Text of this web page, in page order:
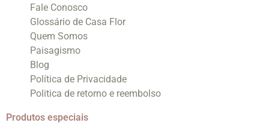
Fale Conosco
Glossário de Casa Flor
Quem Somos
Paisagismo
Blog
Política de Privacidade
Politica de retorno e reembolso
Produtos especiais